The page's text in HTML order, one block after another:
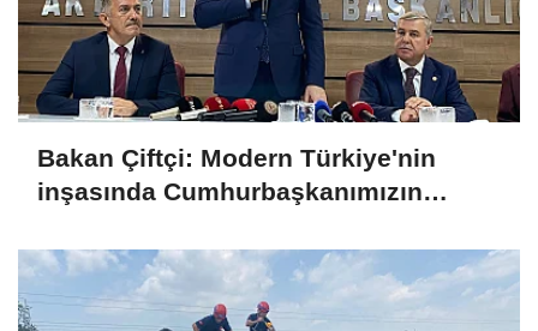
Bakan Çiftçi: Modern Türkiye'nin
inşasında Cumhurbaşkanımızın